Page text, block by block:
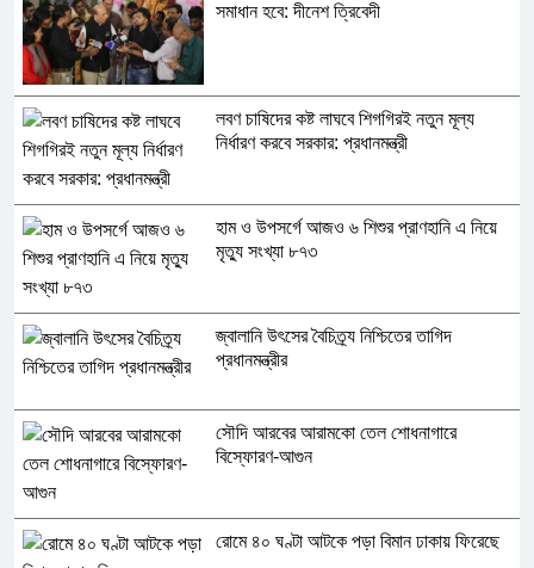
সমাধান হবে: দীনেশ ত্রিবেদী
লবণ চাষিদের কষ্ট লাঘবে শিগগিরই নতুন মূল্য
নির্ধারণ করবে সরকার: প্রধানমন্ত্রী
হাম ও উপসর্গে আজও ৬ শিশুর প্রাণহানি এ নিয়ে
মৃত্যু সংখ্যা ৮৭৩
জ্বালানি উৎসের বৈচিত্র্য নিশ্চিতের তাগিদ
প্রধানমন্ত্রীর
সৌদি আরবের আরামকো তেল শোধনাগারে
বিস্ফোরণ-আগুন
রোমে ৪০ ঘণ্টা আটকে পড়া বিমান ঢাকায় ফিরেছে